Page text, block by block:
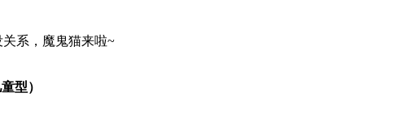
系，魔鬼猫来啦~
型）